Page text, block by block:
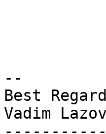
--
Best
Vadim